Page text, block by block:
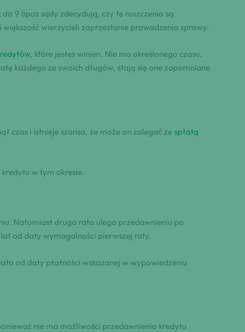
9 lipca sądy zdecydują, czy te roszczenia są
wierzycieli zaprzestanie prowadzenia sprawy.
, które jesteś winien. Nie ma określonego czasu,
każdego ze swoich długów, stają się one zapomniane
czas i istnieje szansa, że może on zalegać zespłatą
w tym okresie.
Natomiast druga rata ulega przedawnieniu po
od daty wymagalności pierwszej raty.
od daty płatności wskazanej w wypowiedzeniu
nie ma możliwości przedawnienia kredytu